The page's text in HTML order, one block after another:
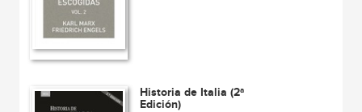
Historia de Italia (2ª
Edición)